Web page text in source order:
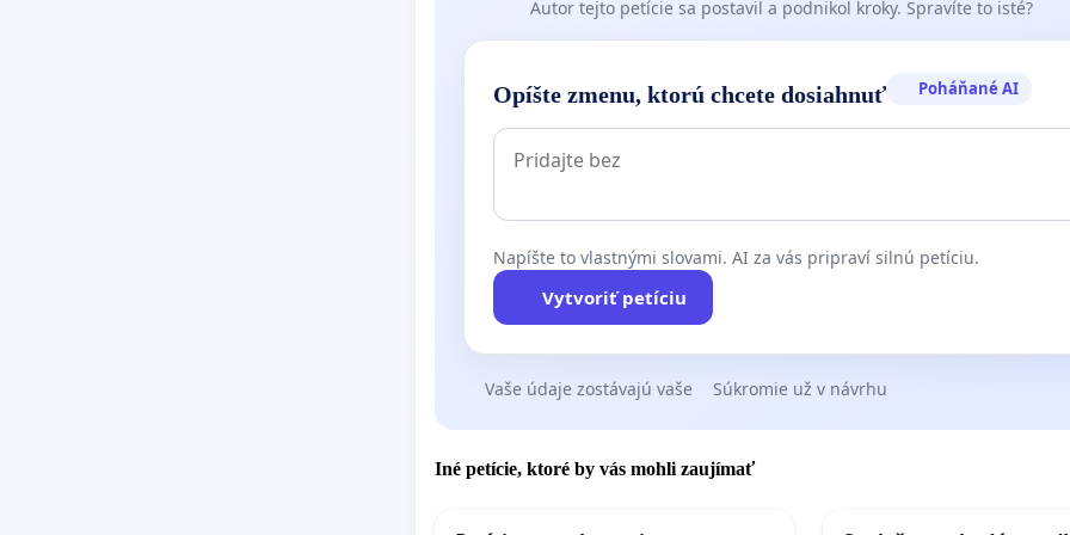
Autor tejto petície sa postavil a podnikol kroky. Spravíte to isté?
Opíšte zmenu, ktorú chcete dosiahnuť Poháňané AI
Napíšte to vlastnými slovami. AI za vás pripraví silnú petíciu.
Vytvoriť petíciu
Vaše údaje zostávajú vaše Súkromie už v návrhu
Iné petície, ktoré by vás mohli zaujímať